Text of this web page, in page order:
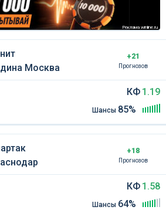
Реклама winline.ru
Москва
+21
Прогнозов
КФ 1.19
Шансы 85%
+18
Прогнозов
КФ 1.58
Шансы 64%